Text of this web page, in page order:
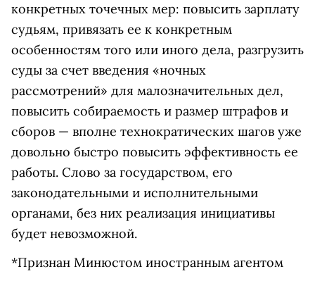
конкретных точечных мер: повысить зарплату
судьям, привязать ее к конкретным
особенностям того или иного дела, разгрузить
суды за счет введения «ночных
рассмотрений» для малозначительных дел,
повысить собираемость и размер штрафов и
сборов — вполне технократических шагов уже
довольно быстро повысить эффективность ее
работы. Слово за государством, его
законодательными и исполнительными
органами, без них реализация инициативы
будет невозможной.
*Признан Минюстом иностранным агентом